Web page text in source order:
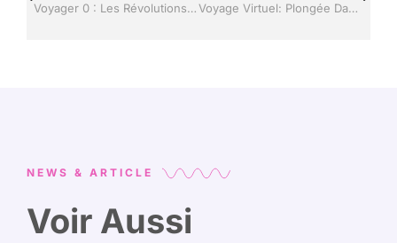
Voyager 0 : Les Révolutions Numériques qui Redéfinissent le Tourisme High-Tech Voyage Virtuel: Plongée Dans La Technologie De L’Immersion Digitale
NEWS & ARTICLE
Voir Aussi